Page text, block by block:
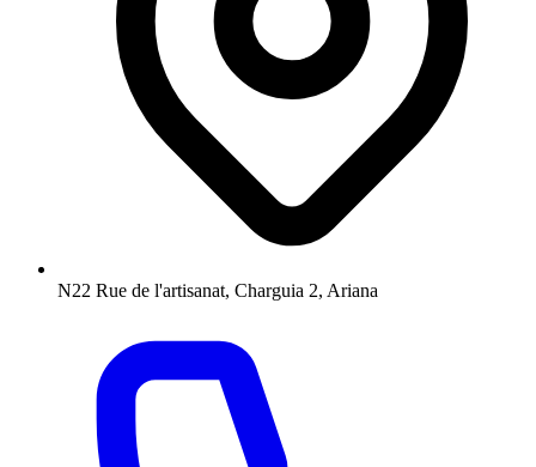
N22 Rue de l'artisanat, Charguia 2, Ariana